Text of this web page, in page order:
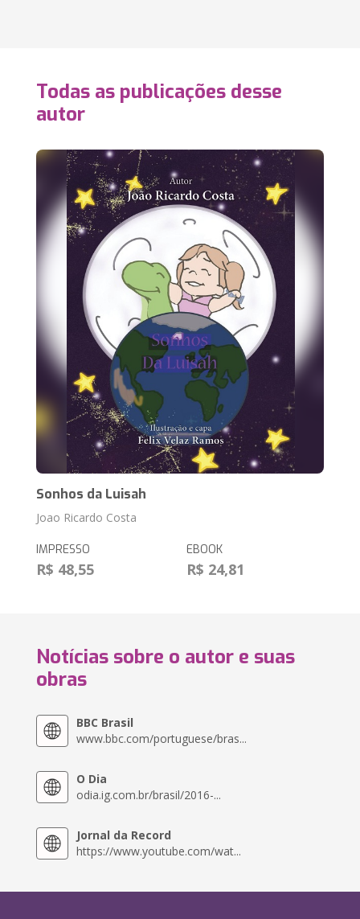
Todas as publicações desse
autor
Sonhos da Luisah
Joao Ricardo Costa
IMPRESSO
R$ 48,55
EBOOK
R$ 24,81
Notícias sobre o autor e suas
obras
BBC Brasil
www.bbc.com/portuguese/bras...
O Dia
odia.ig.com.br/brasil/2016-...
Jornal da Record
https://www.youtube.com/wat...